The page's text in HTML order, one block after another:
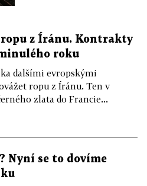
ropu z Íránu. Kontrakty
roku
dalšími evropskými
ropu z Íránu. Ten v
zlata do Francie...
Nyní se to dovíme